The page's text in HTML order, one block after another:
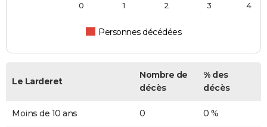
Personnes décédées
0 1 2 3 4
Le Larderet
Nombre de
décès
% des
décès
Moins de 10 ans 0 0 %